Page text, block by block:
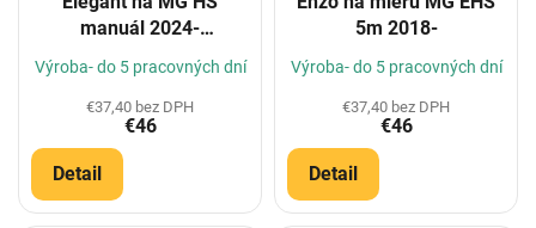
manuál 2024-
Výroba- do 5 pracovných dní
€37,40 bez DPH
€46
Detail
5m 2018-
Výroba- do 5 pracovných dní
€37,40 bez DPH
€46
Detail